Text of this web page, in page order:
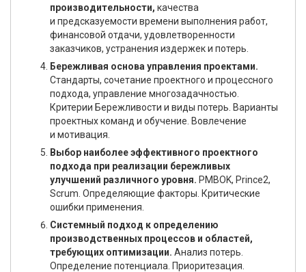
производительности, качества
и предсказуемости времени выполнения работ,
финансовой отдачи, удовлетворенности
заказчиков, устранения издержек и потерь.
Бережливая основа управления проектами.
Стандарты, сочетание проектного и процессного
подхода, управление многозадачностью.
Критерии Бережливости и виды потерь. Варианты
проектных команд и обучение. Вовлечение
и мотивация.
Выбор наиболее эффективного проектного
подхода при реализации бережливых
улучшений различного уровня. PMBOK, Prince2,
Scrum. Определяющие факторы. Критические
ошибки применения.
Системный подход к определению
производственных процессов и областей,
требующих оптимизации. Анализ потерь.
Определение потенциала. Приоритезация.